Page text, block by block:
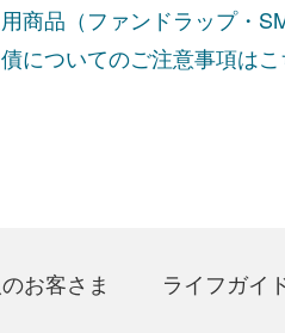
商品（ファンドラップ・
についてのご注意事項はこ
お客さま ライフガイ